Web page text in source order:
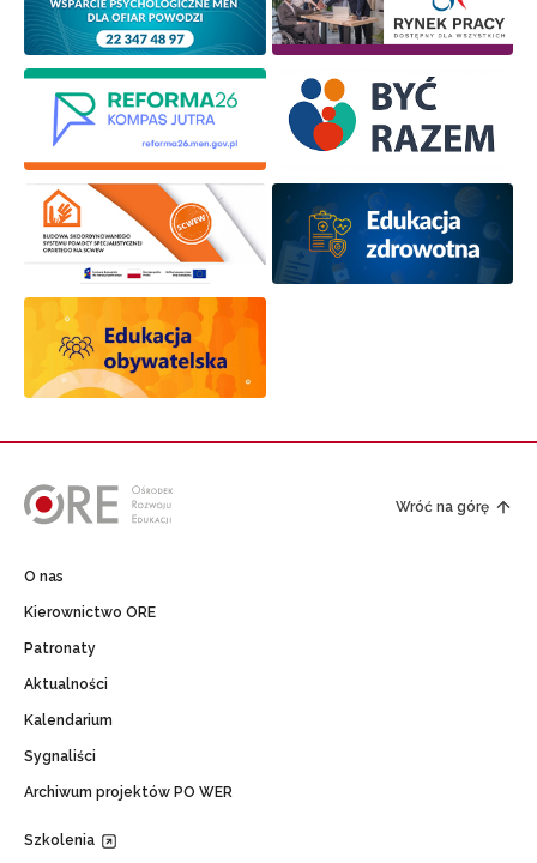
Wróć na górę
O nas
Kierownictwo ORE
Patronaty
Aktualności
Kalendarium
Sygnaliści
Archiwum projektów PO WER
Szkolenia